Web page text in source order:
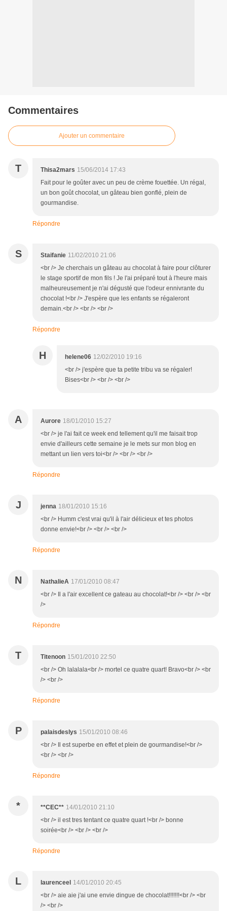
Commentaires
Ajouter un commentaire
T Thisa2mars 15/06/2014 17:43
Fait pour le goûter avec un peu de crème fouettée. Un régal,
un bon goût chocolat, un gâteau bien gonflé, plein de
gourmandise.
Répondre
S Staifanie 11/02/2010 21:06
<br /> Je cherchais un gâteau au chocolat à faire pour clôturer
le stage sportif de mon fils ! Je l'ai préparé tout à l'heure mais
malheureusement je n'ai dégusté que l'odeur ennivrante du
chocolat !<br /> J'espère que les enfants se régaleront
demain.<br /> <br /> <br />
Répondre
H helene06 12/02/2010 19:16
<br /> j'espère que ta petite tribu va se régaler!
Bises<br /> <br /> <br />
A Aurore 18/01/2010 15:27
<br /> je l'ai fait ce week end tellement qu'il me faisait trop
envie d'ailleurs cette semaine je le mets sur mon blog en
mettant un lien vers toi<br /> <br /> <br />
Répondre
J jenna 18/01/2010 15:16
<br /> Humm c'est vrai qu'il à l'air délicieux et tes photos
donne envie!<br /> <br /> <br />
Répondre
N NathalieA 17/01/2010 08:47
<br /> Il a l'air excellent ce gateau au chocolat!<br /> <br /> <br
/>
Répondre
T Titenoon 15/01/2010 22:50
<br /> Oh lalalala<br /> mortel ce quatre quart! Bravo<br /> <br
/> <br />
Répondre
P palaisdeslys 15/01/2010 08:46
<br /> Il est superbe en effet et plein de gourmandise!<br />
<br /> <br />
Répondre
* **CEC** 14/01/2010 21:10
<br /> il est tres tentant ce quatre quart !<br /> bonne
soirée<br /> <br /> <br />
Répondre
L laurenceel 14/01/2010 20:45
<br /> aie aie j'ai une envie dingue de chocolat!!!!!!!<br /> <br
/> <br />